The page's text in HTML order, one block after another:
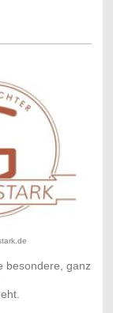
besondere, ganz